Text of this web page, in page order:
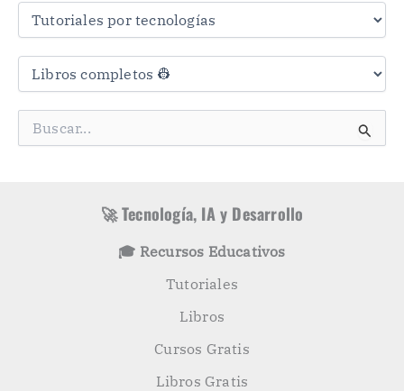
a
a
🚀 Tecnología, IA y Desarrollo
🎓 Recursos Educativos
Tutoriales
Libros
Cursos Gratis
Libros Gratis